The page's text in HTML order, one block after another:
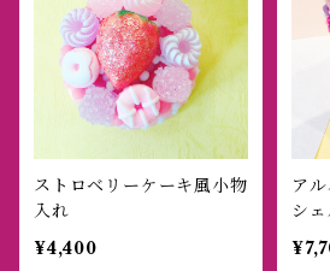
ストロベリーケーキ風小物
入れ
¥4,400
ア
シ